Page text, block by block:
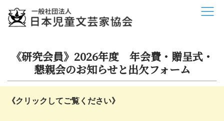
《研究会員》2026年度 年会費・贈呈式・
懇親会のお知らせと出欠フォーム
《クリックしてご覧ください》